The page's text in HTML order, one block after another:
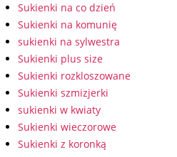
Sukienki na co dzień
Sukienki na komunię
sukienki na sylwestra
Sukienki plus size
Sukienki rozkloszowane
Sukienki szmizjerki
sukienki w kwiaty
Sukienki wieczorowe
Sukienki z koronką